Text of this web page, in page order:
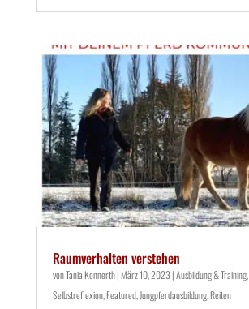
Raumverhalten verstehen
vonTania Konnerth|März 10, 2023 |Ausbildung & Training,
Selbstreflexion,Featured,Jungpferdausbildung,Reiten